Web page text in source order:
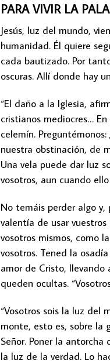
PARA VIVIR LA
Jesús, luz del mundo,
humanidad. Él quiere
cada bautizado. Por
oscuras. Allí donde hay
“El daño a la Iglesia,
cristianos mediocres…
celemín.
nuestra obstinación, de
Una vela puede dar luz
vosotros, aun cuando
No temáis perder algo y,
valentía de usar
vosotros mismos, como
vosotros. Tened la
amor de Cristo, llevando
queden ocultas.
“Vosotros sois la luz del
monte, esto es, sobre la
Señor. Poner la
la luz de la verdad. Lo